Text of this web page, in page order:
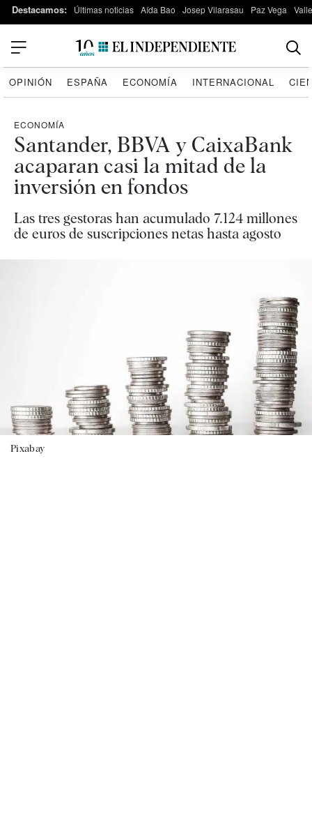
Destacamos: Últimas noticias Aída Bao Josep Vilarasau Paz Vega
OPINIÓN ESPAÑA ECONOMÍA INTERNACIONAL
ECONOMÍA
Santander, BBVA y CaixaBank
acaparan casi la mitad de la
inversión en fondos
Las tres gestoras han acumulado 7.124 millones
de euros de suscripciones netas hasta agosto
Pixabay